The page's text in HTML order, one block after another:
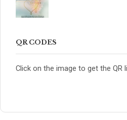
QR CODES
Click on the image to get the QR